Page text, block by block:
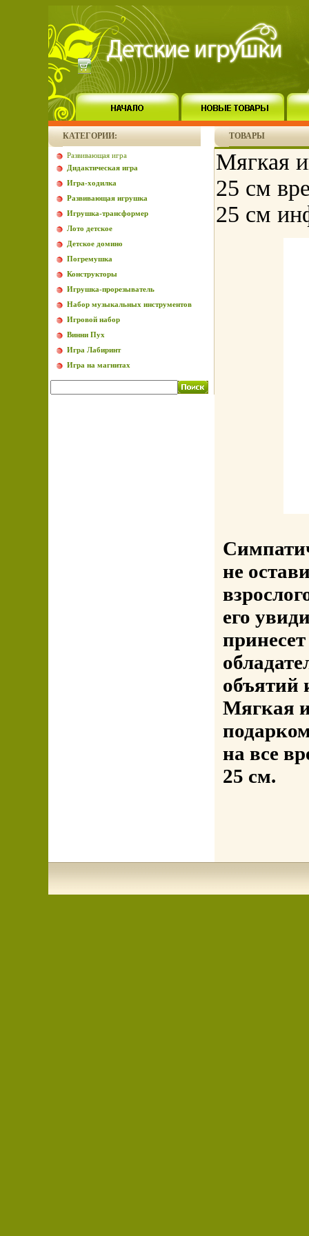
КАТЕГОРИИ:
Развивающая игра
Дидактическая игра
Игра-ходилка
Развивающая игрушка
Игрушка-трансформер
Лото детское
Детское домино
Погремушка
Конструкторы
Игрушка-прорезыватель
Набор музыкальных инструментов
Игровой набор
Винни Пух
Игра Лабиринт
Игра на магнитах
ТОВАРЫ
Мягкая
25 см
25 см
не
его
объятий
Мягкая
на все
25 см.